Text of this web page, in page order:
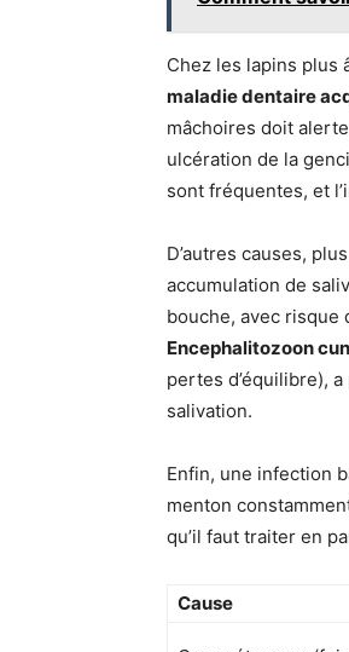
Chez les lapins plus
maladie dentaire
mâchoires doit
ulcération de la
sont fréquentes, et
D’autres causes,
accumulation de
bouche, avec risque
Encephalitozoon
pertes d’équilibre),
salivation.
Enfin, une infection
menton
qu’il faut traiter en
Cause